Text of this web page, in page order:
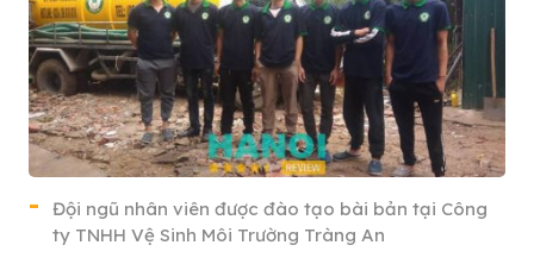
Đội ngũ nhân viên được đào tạo bài bản tại Công
ty TNHH Vệ Sinh Môi Trường Tràng An